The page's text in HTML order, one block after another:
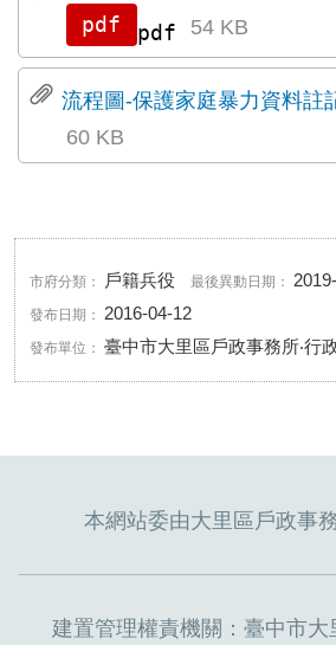
pdf 54 KB
流程圖-保護家庭暴力資料註
60 KB
市府分類： 戶籍兵役 最後異動日期：
發布日期： 2016-04-12
發布單位： 臺中市大里區戶政事務所‧行
本網站委由大里區戶政事
建置管理權責機關：臺中市